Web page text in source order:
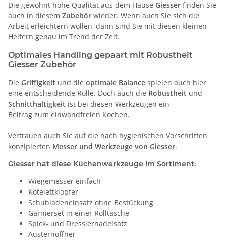
Die gewohnt hohe Qualität aus dem Hause Giesser finden Sie
auch in diesem Zubehör wieder. Wenn auch Sie sich die
Arbeit erleichtern wollen, dann sind Sie mit diesen kleinen
Helfern genau im Trend der Zeit.
Optimales Handling gepaart mit Robustheit
Giesser Zubehör
Die Griffigkeit und die optimale Balance spielen auch hier
eine entscheidende Rolle. Doch auch die Robustheit und
Schnitthaltigkeit ist bei diesen Werkzeugen ein
Beitrag zum einwandfreien Kochen.
Vertrauen auch Sie auf die nach hygienischen Vorschriften
konzipierten Messer und Werkzeuge von Giesser.
Giesser hat diese Küchenwerkzeuge im Sortiment:
Wiegemesser einfach
Kotelettklopfer
Schubladeneinsatz ohne Bestückung
Garnierset in einer Rolltasche
Spick- und Dressiernadelsatz
Austernöffner